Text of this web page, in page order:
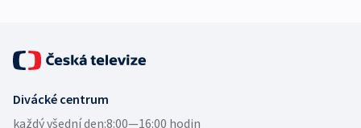
Divácké centrum
každý všední den:8:00—16:00 hodin